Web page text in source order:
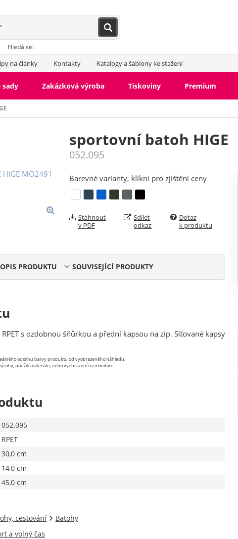
Hledá se:
na články Kontakty Katalogy a šablony ke stažení
sady Zakázková výroba Tiskoviny Premium
sportovní batoh HIGE
052.095
Barevné varianty, klikni pro zjištění ceny
Stáhnout
v PDF
Sdílet
odkaz
Dotaz
k produktu
PRODUKTU SOUVISEJÍCÍ PRODUKTY
s ozdobnou šňůrkou a přední kapsou na zip. Síťované kapsy
odstínu barvy produktu od vyobrazeného náhledu.
použití materiálu, nebo vyobrazení na monitoru
052.095
RPET
30,0 cm
14,0 cm
45,0 cm
cestování
Batohy
a volný čas